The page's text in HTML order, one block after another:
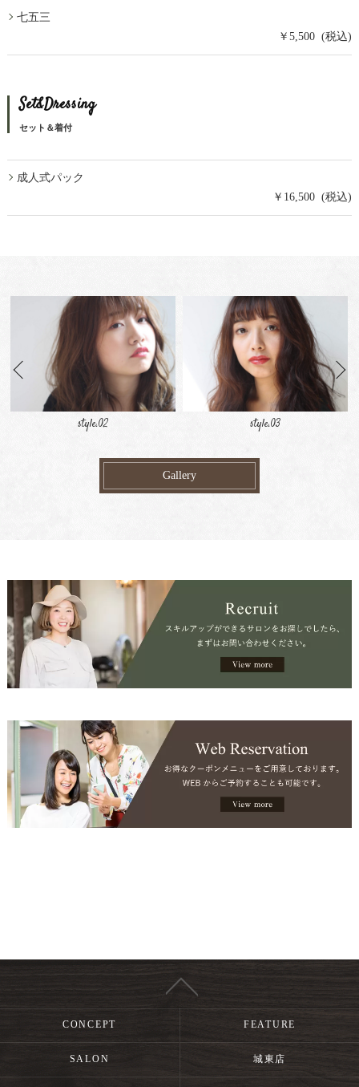
七五三
￥5,500 (税込)
Set&Dressing
セット＆着付
成人式パック
￥16,500 (税込)
style.03 style.04
Gallery
CONCEPT FEATURE
SALON 城東店